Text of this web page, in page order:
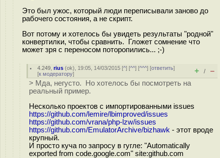
Это был ужос, который люди переписывали заново до
рабочего состояния, а не скрипт.
Вот потому и хотелось бы увидеть результаты "родной"
конвертилки, чтобы сравнить. Гложет сомнение что
может зря с переносом поторопились... ;-)
4.249 ,rius (ok), 19:05, 14/03/2015 [^] [^^] [^^^] [ответить]
[к модератору] + / –
> Мда, негусто. Но хотелось бы посмотреть на
реальный пример.
Несколько проектов с импортированными issues
https://github.com/lemire/lbimproved/issues
https://github.com/vrana/php-lzw/issues
https://github.com/EmulatorArchive/bizhawk - этот вроде
крупный.
И просто куча по запросу в гугле: "Automatically
exported from code.google.com" site:github.com